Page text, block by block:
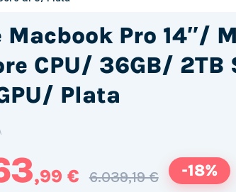
Macbook Pro 14″/
CPU/ 36GB/ 2TB
Plata
,99 € 6.039,19 € -18%